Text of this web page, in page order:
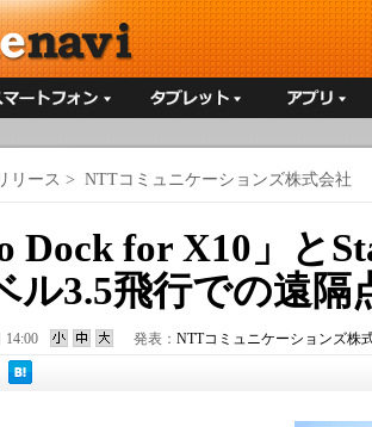
リース > NTTコミュニケーションズ株式会社
Dock for X10」と
ル3.5飛行での遠隔
14:00 発表： NTTコミュニケーションズ株